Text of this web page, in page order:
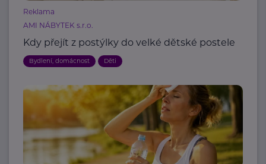
Reklama
AMI NÁBYTEK s.r.o.
Kdy přejít z postýlky do velké dětské postele
Bydlení, domácnost Děti